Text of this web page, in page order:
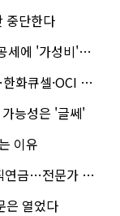
중단한다
'가성비'로 맞불
·OCI 영향은?
능성은 '글쎄'
이유
전문가 조언은
은 열었다